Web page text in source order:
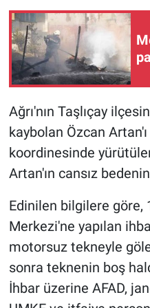
Ağrı'nın Taşlıçay
kaybolan Özcan
koordinesinde
Artan'ın cansız
Edinilen bilgilere göre,
Merkezi'ne yapılan
motorsuz tekneyle göle
sonra teknenin boş
İhbar üzerine AFAD,